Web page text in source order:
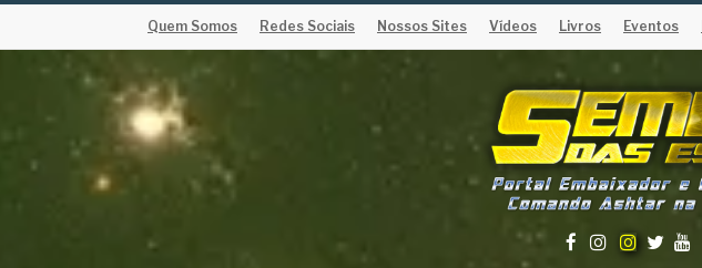
Quem Somos Redes Sociais Nossos Sites Vídeos Livros Eventos